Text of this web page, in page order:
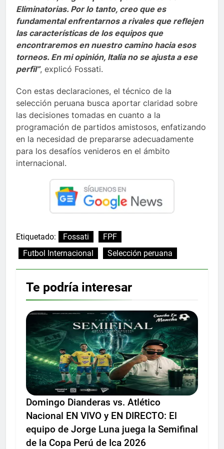
Eliminatorias. Por lo tanto, creo que es
fundamental enfrentarnos a rivales que reflejen
las características de los equipos que
encontraremos en nuestro camino hacia esos
torneos. En mi opinión, Italia no se ajusta a ese
perfil”, explicó Fossati.
Con estas declaraciones, el técnico de la
selección peruana busca aportar claridad sobre
las decisiones tomadas en cuanto a la
programación de partidos amistosos, enfatizando
en la necesidad de prepararse adecuadamente
para los desafíos venideros en el ámbito
internacional.
Etiquetado: Fossati
FPF
Futbol Internacional
Selección peruana
Te podría interesar
Domingo Dianderas vs. Atlético
Nacional EN VIVO y EN DIRECTO: El
equipo de Jorge Luna juega la Semifinal
de la Copa Perú de Ica 2026